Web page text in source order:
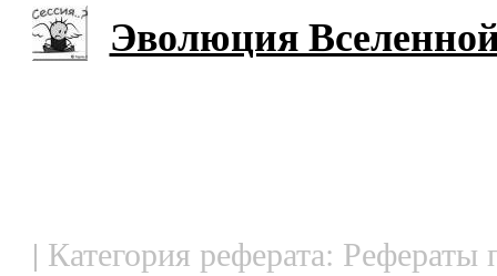
Эволюция
| Категория реферата: Рефераты